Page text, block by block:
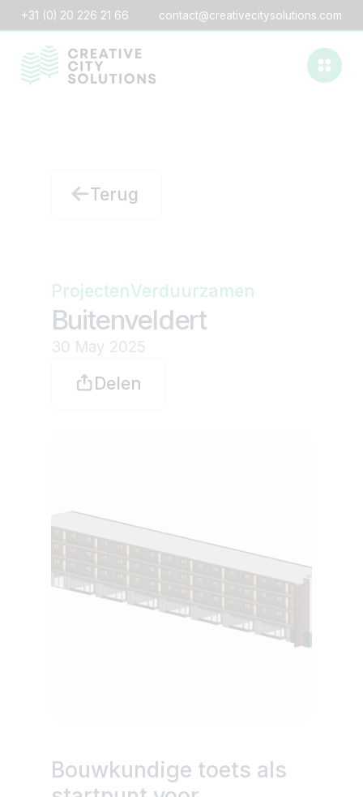
+31 (0) 20 226 21 66 contact@creativecitysolutions.com
Terug
ProjectenVerduurzamen
Buitenveldert
30 May 2025
Delen
Bouwkundige toets als